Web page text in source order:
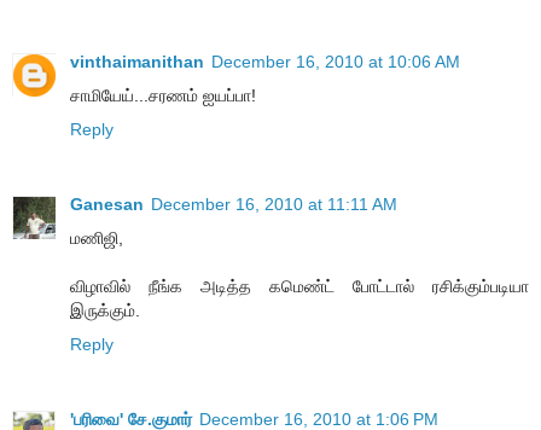
vinthaimanithan December 16, 2010 at 10:06 AM
சாமியேய்...சரணம் ஐயப்பா!
Reply
Ganesan December 16, 2010 at 11:11 AM
மணிஜி,
விழாவில் நீங்க அடித்த கமெண்ட் போட்டால் ரசிக்கும்படியா
இருக்கும்.
Reply
'பரிவை' சே.குமார் December 16, 2010 at 1:06 PM